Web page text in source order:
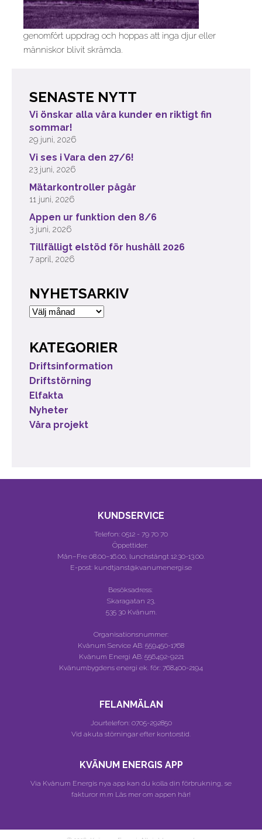
genomfört uppdrag och hoppas att inga djur eller
människor blivit skrämda.
SENASTE NYTT
Vi önskar alla våra kunder en riktigt fin
sommar!
29 juni, 2026
Vi ses i Vara den 27/6!
23 juni, 2026
Mätarkontroller pågår
11 juni, 2026
Appen ur funktion den 8/6
3 juni, 2026
Tillfälligt elstöd för hushåll 2026
7 april, 2026
NYHETSARKIV
Nyhetsarkiv
KATEGORIER
Driftsinformation
Driftstörning
Elfakta
Nyheter
Våra projekt
KUNDSERVICE
Telefon: 0512 - 79 70 70
Öppettider:
Mån–Fre 08.00–16.00, lunchstängt 12.30-13.00.
E-post: kundtjanst@kvanumenergi.se
Besöksadress:
Skaragatan 23,
535 30 Kvänum.
Organisationsnummer:
Kvänum Service AB: 559450-1768
Kvänum Energi AB: 556492-9221
Kvänumbygdens energi ek. för.: 768400-2194
FELANMÄLAN
Jourtelefon: 0705-292850
Vid akuta störningar efter kontorstid.
KVÄNUM ENERGIS APP
Via Kvänum Energis nya app kan du kolla din förbrukning, se
fakturor m.m Läs mer om appen här!